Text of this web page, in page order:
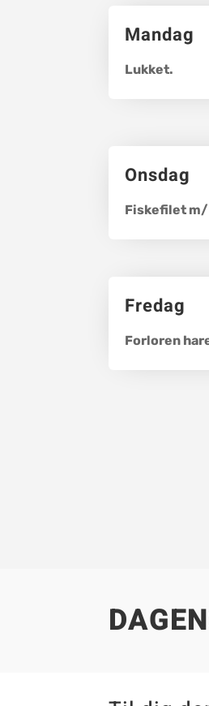
Mandag
Lukket.
Onsdag
Fiskefilet
Fredag
Forloren